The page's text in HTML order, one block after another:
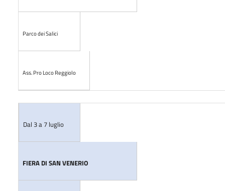
Parco dei Salici
Ass. Pro Loco Reggiolo
Dal 3 a 7 luglio
FIERA DI SAN VENERIO